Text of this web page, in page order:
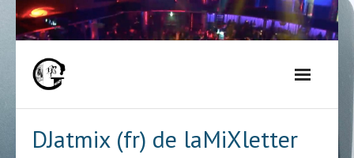
Skip
to
DJatmix (fr) de laMiXletter